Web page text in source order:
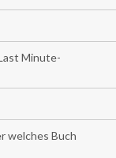
Minute-
welches Buch